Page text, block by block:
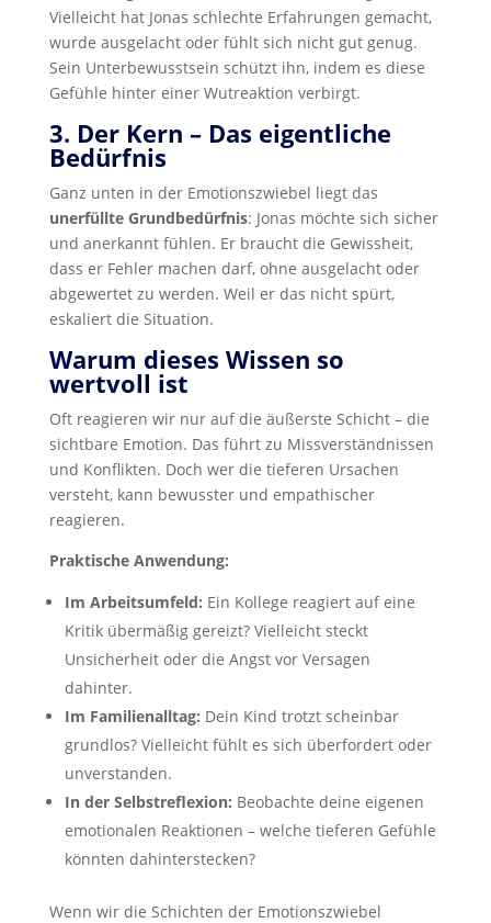
Vielleicht hat Jonas schlechte Erfahrungen gemacht,
wurde ausgelacht oder fühlt sich nicht gut genug.
Sein Unterbewusstsein schützt ihn, indem es diese
Gefühle hinter einer Wutreaktion verbirgt.
3. Der Kern – Das eigentliche
Bedürfnis
Ganz unten in der Emotionszwiebel liegt das
unerfüllte Grundbedürfnis: Jonas möchte sich sicher
und anerkannt fühlen. Er braucht die Gewissheit,
dass er Fehler machen darf, ohne ausgelacht oder
abgewertet zu werden. Weil er das nicht spürt,
eskaliert die Situation.
Warum dieses Wissen so
wertvoll ist
Oft reagieren wir nur auf die äußerste Schicht – die
sichtbare Emotion. Das führt zu Missverständnissen
und Konflikten. Doch wer die tieferen Ursachen
versteht, kann bewusster und empathischer
reagieren.
Praktische Anwendung:
Im Arbeitsumfeld: Ein Kollege reagiert auf eine
Kritik übermäßig gereizt? Vielleicht steckt
Unsicherheit oder die Angst vor Versagen
dahinter.
Im Familienalltag: Dein Kind trotzt scheinbar
grundlos? Vielleicht fühlt es sich überfordert oder
unverstanden.
In der Selbstreflexion: Beobachte deine eigenen
emotionalen Reaktionen – welche tieferen Gefühle
könnten dahinterstecken?
Wenn wir die Schichten der Emotionszwiebel